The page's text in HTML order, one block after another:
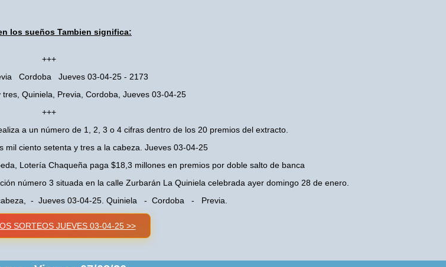
los sueños Tambien significa:
+++
Cordoba Jueves 03-04-25 - 2173
Quiniela, Previa, Cordoba, Jueves 03-04-25
+++
a un número de 1, 2, 3 o 4 cifras dentro de los 20 premios del extracto.
mil ciento setenta y tres a la cabeza. Jueves 03-04-25
Lotería Chaqueña paga $18,3 millones en premios por doble salto de banca
número 3 situada en la calle Zurbarán La Quiniela celebrada ayer domingo 28 de enero.
- Jueves 03-04-25. Quiniela - Cordoba - Previa.
SORTEOS JUEVES 03-04-25 >>